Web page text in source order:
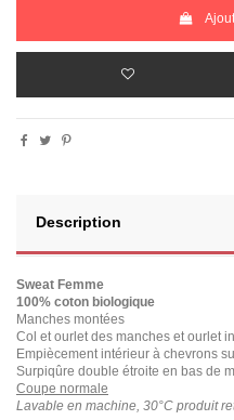
Description
Sweat Femme
100% coton biologique
Manches montées
Col et ourlet des manches et ourlet
Empiècement intérieur à chevrons
Surpiqûre double étroite en bas de
Coupe normale
Lavable en machine, 30°C produit